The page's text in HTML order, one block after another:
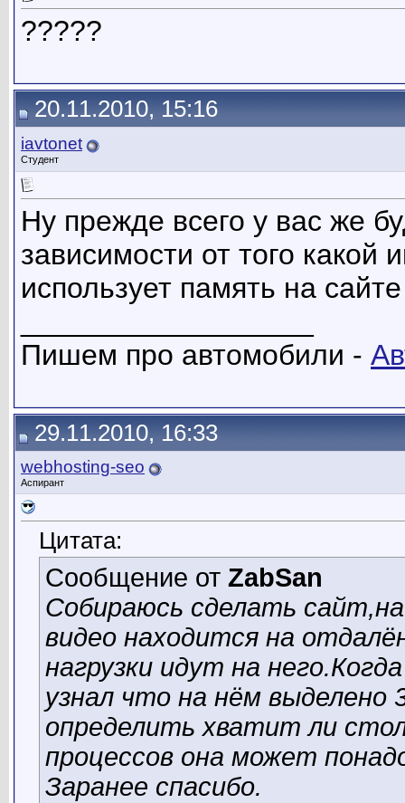
?????
20.11.2010, 15:16
iavtonet
Студент
Ну прежде всего у вас же
зависимости от того какой
использует память на
Пишем про автомобили -
29.11.2010, 16:33
webhosting-seo
Аспирант
Цитата:
Сообщение от ZabSan
Собираюсь сделать
видео находится на
нагрузки идут на
узнал что на нём
определить хватит ли
процессов она может
Заранее спасибо.